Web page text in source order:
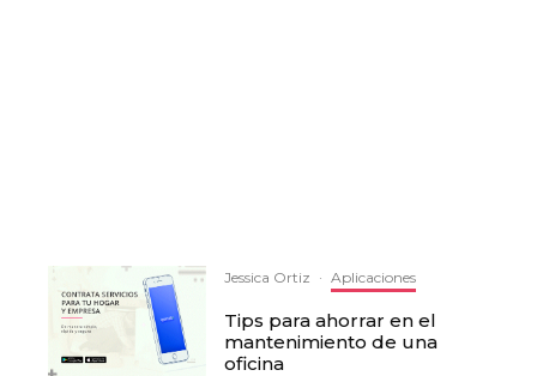
Jessica Ortiz · Aplicaciones
Tips para ahorrar en el
mantenimiento de una
oficina